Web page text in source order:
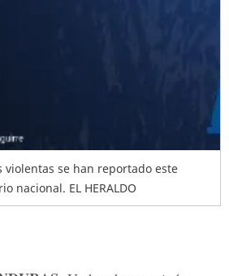
violentas se han reportado este
nacional. EL HERALDO